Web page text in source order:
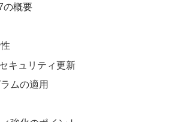
の概要
キュリティ更新
ムの適用